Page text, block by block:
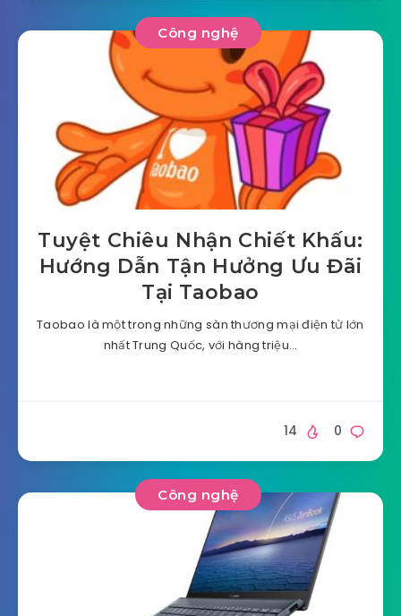
Công nghệ
Tuyệt Chiêu Nhận Chiết Khấu:
Hướng Dẫn Tận Hưởng Ưu Đãi
Tại Taobao
Taobao là một trong những sàn thương mại điện tử lớn
nhất Trung Quốc, với hàng triệu…
0
14
Công nghệ